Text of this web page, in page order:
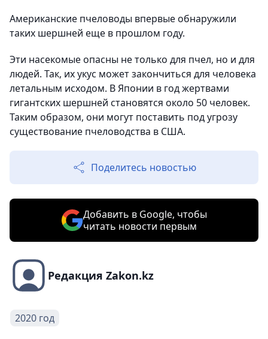
Американские пчеловоды впервые обнаружили
таких шершней еще в прошлом году.
Эти насекомые опасны не только для пчел, но и для
людей. Так, их укус может закончиться для человека
летальным исходом. В Японии в год жертвами
гигантских шершней становятся около 50 человек.
Таким образом, они могут поставить под угрозу
существование пчеловодства в США.
Поделитесь новостью
Добавить в Google, чтобы
читать новости первым
Редакция Zakon.kz
2020 год